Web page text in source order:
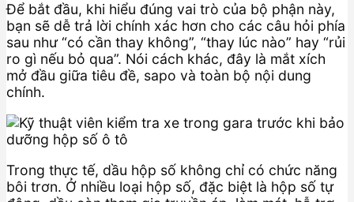
Để bắt đầu, khi hiểu đúng vai trò của bộ phận này,
bạn sẽ dễ trả lời chính xác hơn cho các câu hỏi phía
sau như “có cần thay không”, “thay lúc nào” hay “rủi
ro gì nếu bỏ qua”. Nói cách khác, đây là mắt xích
mở đầu giữa tiêu đề, sapo và toàn bộ nội dung
chính.
Trong thực tế, dầu hộp số không chỉ có chức năng
bôi trơn. Ở nhiều loại hộp số, đặc biệt là hộp số tự